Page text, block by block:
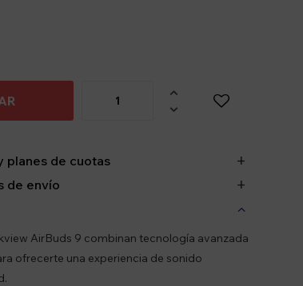


planes de cuotas
de envío
AirBuds 9 combinan tecnología avanzada
ofrecerte una experiencia de sonido